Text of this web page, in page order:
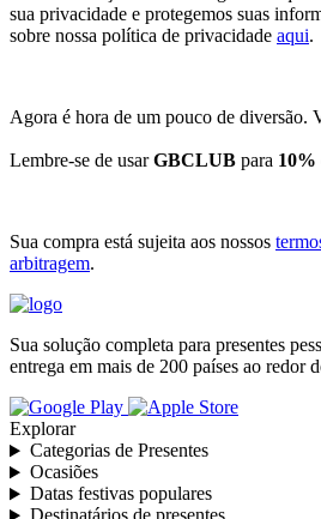
sua privacidade e protegemos suas
sobre nossa política de privacidade aqui.
Agora é hora de um pouco de diversão.
Lembre-se de usarGBCLUB para 10%
Sua compra está sujeita aos nossos
arbitragem.
Sua solução completa para presentes
entrega em mais de 200 países ao redor
Explorar
Categorias de Presentes
Ocasiões
Datas festivas populares